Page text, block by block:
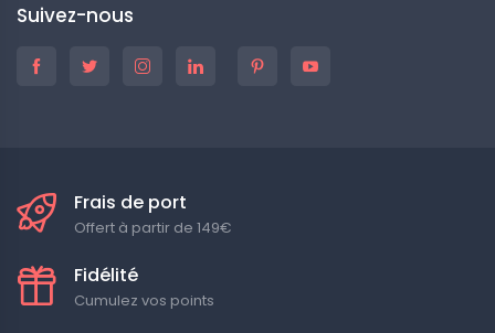
Suivez-nous
Frais de port
Offert à partir de 149€
Fidélité
Cumulez vos points